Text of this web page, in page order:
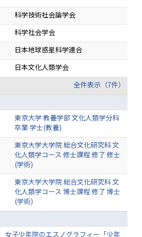
科学技術社会論学会
科学社会学会
日本地球惑星科学連合
日本文化人類学会
全件表示（7件）
東京大学 教養学部 文化人類学分科
卒業 学士(教養)
東京大学大学院 総合文化研究科 文
化人類学コース 修士課程 修了 修士
(学術)
東京大学大学院 総合文化研究科 文
化人類学コース 博士課程 修了 博士
(学術)
女子少年院のエスノグラフィー「少年